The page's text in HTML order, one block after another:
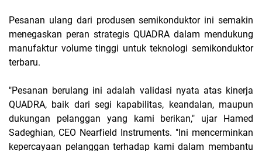
Pesanan ulang dari produsen semikonduktor ini semakin
menegaskan peran strategis QUADRA dalam mendukung
manufaktur volume tinggi untuk teknologi semikonduktor
terbaru.
"Pesanan berulang ini adalah validasi nyata atas kinerja
QUADRA, baik dari segi kapabilitas, keandalan, maupun
dukungan pelanggan yang kami berikan," ujar Hamed
Sadeghian, CEO Nearfield Instruments. "Ini mencerminkan
kepercayaan pelanggan terhadap kami dalam membantu